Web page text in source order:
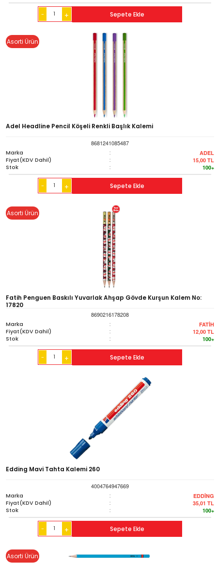
- + Sepete Ekle
Asorti Ürün
Adel Headline Pencil Köşeli Renkli Başlık Kalemi
8681241085487
Marka
: ADEL
Fiyat(KDV Dahil) : 15,00 TL
Stok : 100+
- + Sepete Ekle
Asorti Ürün
Fatih Penguen Baskılı Yuvarlak Ahşap Gövde Kurşun Kalem No:
17820
8690216178208
Marka
: FATİH
Fiyat(KDV Dahil) : 12,00 TL
Stok : 100+
- + Sepete Ekle
Edding Mavi Tahta Kalemi 260
4004764947669
Marka
: EDDİNG
Fiyat(KDV Dahil) : 35,01 TL
Stok : 100+
- + Sepete Ekle
Asorti Ürün